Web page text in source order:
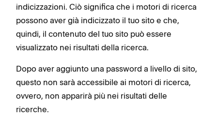
indicizzazioni. Ciò significa che i motori di ricerca
possono aver già indicizzato il tuo sito e che,
quindi, il contenuto del tuo sito può essere
visualizzato nei risultati della ricerca.
Dopo aver aggiunto una password a livello di sito,
questo non sarà accessibile ai motori di ricerca,
ovvero, non apparirà più nei risultati delle
ricerche.